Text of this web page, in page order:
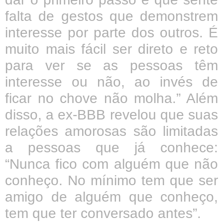
falta de gestos que demonstrem
interesse por parte dos outros. É
muito mais fácil ser direto e reto
para ver se as pessoas têm
interesse ou não, ao invés de
ficar no chove não molha.” Além
disso, a ex-BBB revelou que suas
relações amorosas são limitadas
a pessoas que já conhece:
“Nunca fico com alguém que não
conheço. No mínimo tem que ser
amigo de alguém que conheço,
tem que ter conversado antes”.